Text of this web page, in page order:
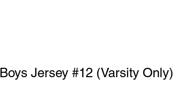
Boys Jersey #12 (Varsity Only)